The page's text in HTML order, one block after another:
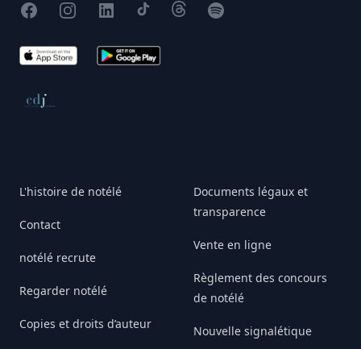
FacebookInstagram
X TikTokThreadsSpotify
App Store Google Play
Conseil de déontologie journalistique
L'histoire de notélé
Contact
notélé recrute
Regarder notélé
Copies et droits d’auteur
Documents légaux et
transparence
Vente en ligne
Règlement des concours
de notélé
Nouvelle signalétique